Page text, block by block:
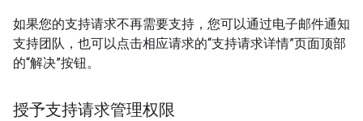
如果您的支持请求不再需要支持，您可以通过电子邮件通知
支持团队，也可以点击相应请求的“支持请求详情”页面顶部
的“解决”按钮。
授予支持请求管理权限